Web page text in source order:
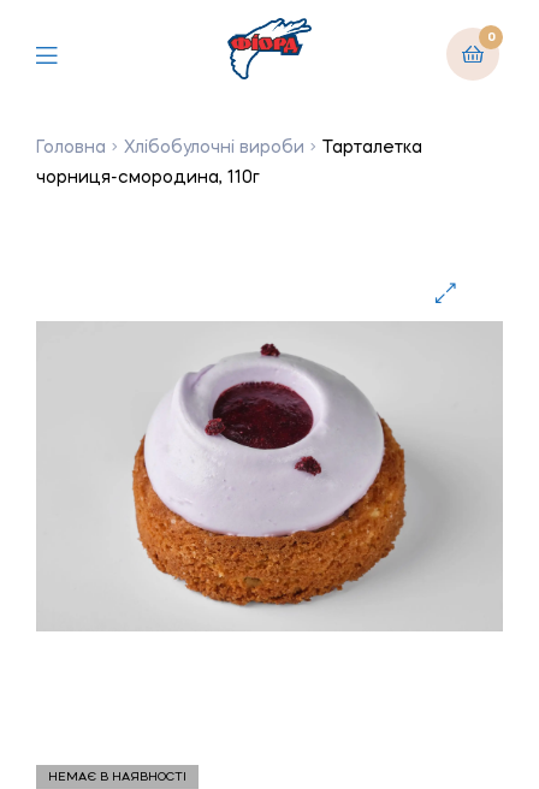
0
Головна Хлібобулочні вироби
Тарталетка
чорниця-смородина, 110г
НЕМАЄ В НАЯВНОСТІ